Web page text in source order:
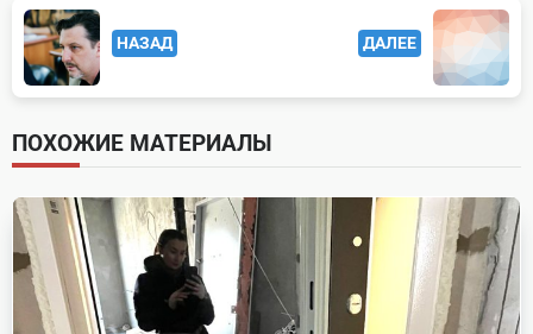
<span
class="nav-
subtitle
screen-
reader-
text">Page</span>
НАЗАД ДАЛЕЕ
ПОХОЖИЕ МАТЕРИАЛЫ